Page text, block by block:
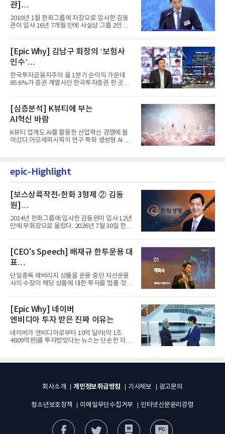
관]
입사 16년 만에 수석부회장 … 경영승
계 ‘초읽기’
2010년 1월 한화그룹에 차장으로 입사한 김동
관이 입사 16년 7개월 만에 사실상 그룹 2인자
[Epic Why] 김남구 회장의 ‘보험사
인수’
발걸음이 신중해진 배경은?
한국투자금융지주의 올 1분기 순이익 가운데
85.6%가 증권 계열사인 한국투자증권 한 곳에
[심층분석] K뷰티에 부는
AI혁신 바람
K뷰티 업계도 AI를 활용한 산업혁신 경쟁에 들
어갔다.아모레퍼시픽이 연구 특화 생성형 AI 플
epic-Highlight
[보스상륙작전-한화 3형제 ② 김동
원]
입사 12년 만에 금융계열 수장 등극
2014년 한화그룹에 입사한 김동원이 입사 12년
만에 부회장으로 올랐다. 2026년 7월 30일 한화
[CEO's Speech] 배재규 한투운용 대
표
“개별종목 레버리지 투자 지금이라도
멈춰라”
단일종목 레버리지 상품을 운용 중인 자산운용
사의 수장이 해당 상품에 대한 투자를 멈출 것을
[Epic Why] 네이버
엔비디아 투자 받은 진짜 이유는
네이버가 엔비디아로부터 10억 달러(약 1조
4809억원)를 투자받았다는 뉴스는 단순한 자금
회사소개 개인정보취급방침 기사제보 광고문의
청소년보호정책 이메일무단수집거부 인터넷신문윤리강령